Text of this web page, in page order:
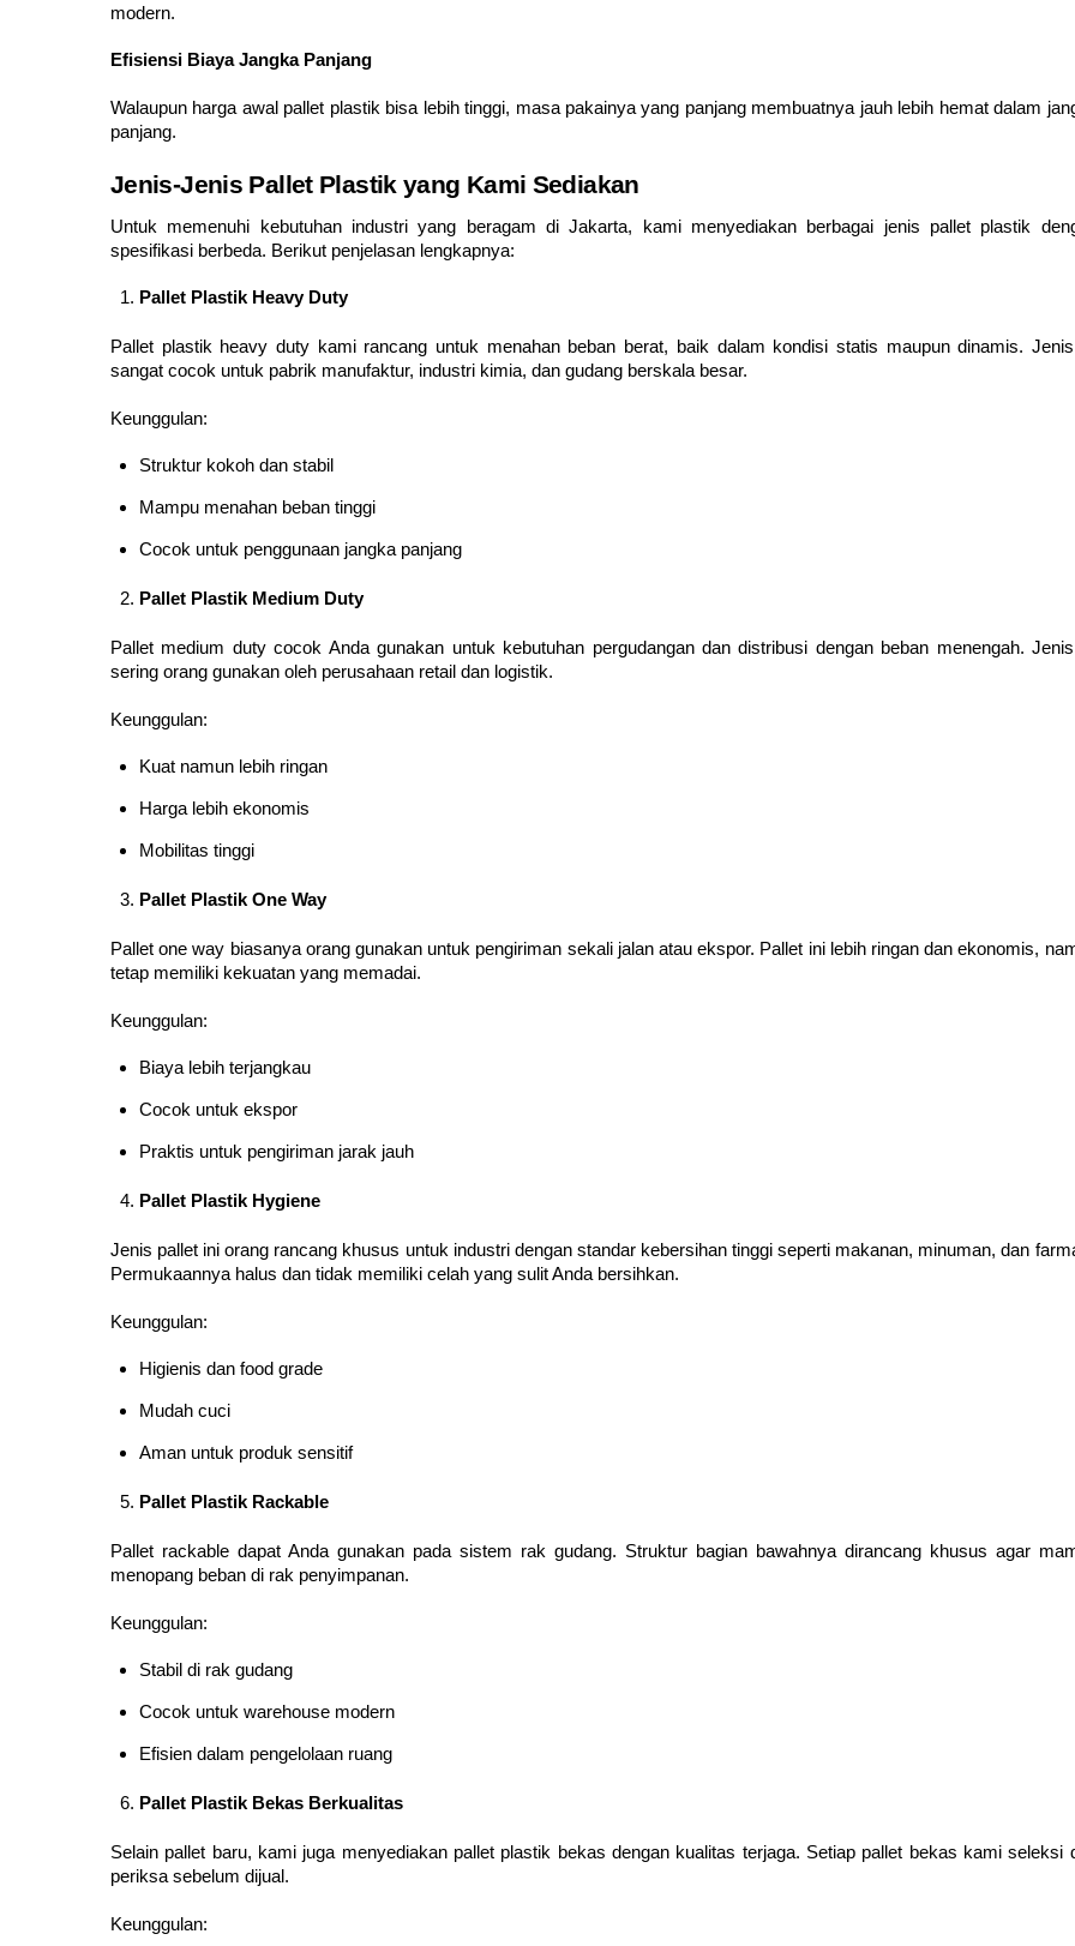
modern.
Efisiensi Biaya Jangka Panjang
Walaupun harga awal pallet plastik bisa lebih tinggi, masa pakainya yang panjang membuatnya jauh lebih hemat dalam
panjang.
Jenis-Jenis Pallet Plastik yang Kami Sediakan
Untuk memenuhi kebutuhan industri yang beragam di Jakarta, kami menyediakan berbagai jenis pallet plastik
spesifikasi berbeda. Berikut penjelasan lengkapnya:
Pallet Plastik Heavy Duty
Pallet plastik heavy duty kami rancang untuk menahan beban berat, baik dalam kondisi statis maupun dinamis.
sangat cocok untuk pabrik manufaktur, industri kimia, dan gudang berskala besar.
Keunggulan:
Struktur kokoh dan stabil
Mampu menahan beban tinggi
Cocok untuk penggunaan jangka panjang
Pallet Plastik Medium Duty
Pallet medium duty cocok Anda gunakan untuk kebutuhan pergudangan dan distribusi dengan beban menengah.
sering orang gunakan oleh perusahaan retail dan logistik.
Keunggulan:
Kuat namun lebih ringan
Harga lebih ekonomis
Mobilitas tinggi
Pallet Plastik One Way
Pallet one way biasanya orang gunakan untuk pengiriman sekali jalan atau ekspor. Pallet ini lebih ringan dan ekonomis,
tetap memiliki kekuatan yang memadai.
Keunggulan:
Biaya lebih terjangkau
Cocok untuk ekspor
Praktis untuk pengiriman jarak jauh
Pallet Plastik Hygiene
Jenis pallet ini orang rancang khusus untuk industri dengan standar kebersihan tinggi seperti makanan, minuman, dan
Permukaannya halus dan tidak memiliki celah yang sulit Anda bersihkan.
Keunggulan:
Higienis dan food grade
Mudah cuci
Aman untuk produk sensitif
Pallet Plastik Rackable
Pallet rackable dapat Anda gunakan pada sistem rak gudang. Struktur bagian bawahnya dirancang khusus agar
menopang beban di rak penyimpanan.
Keunggulan:
Stabil di rak gudang
Cocok untuk warehouse modern
Efisien dalam pengelolaan ruang
Pallet Plastik Bekas Berkualitas
Selain pallet baru, kami juga menyediakan pallet plastik bekas dengan kualitas terjaga. Setiap pallet bekas kami seleksi
periksa sebelum dijual.
Keunggulan: